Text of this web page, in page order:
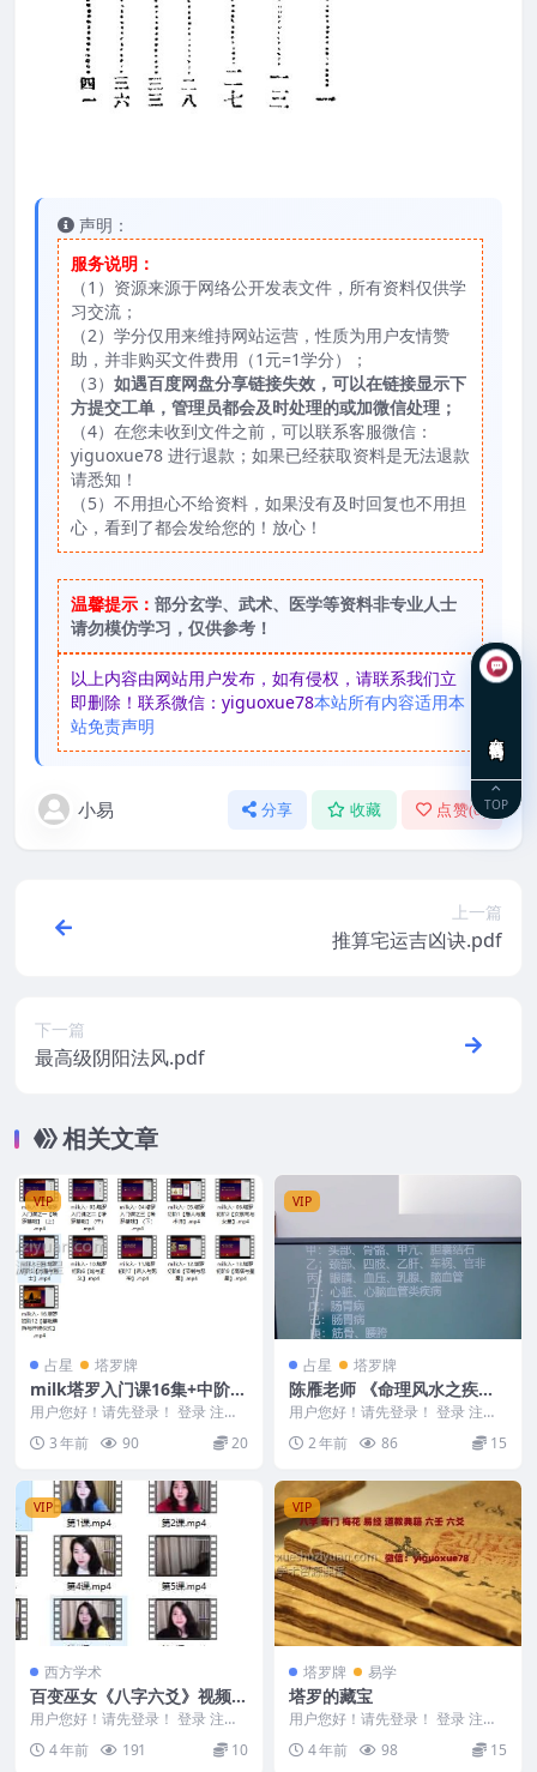
声明：
服务说明：
（1）资源来源于网络公开发表文件，所有资料仅供学
习交流；
（2）学分仅用来维持网站运营，性质为用户友情赞
助，并非购买文件费用（1元=1学分）；
（3） 如遇百度网盘分享链接失效，可以在链接显示下
方提交工单，管理员都会及时处理的或加微信处理；
（4）在您未收到文件之前，可以联系客服微信：
yiguoxue78 进行退款；如果已经获取资料是无法退款
请悉知！
（5）不用担心不给资料，如果没有及时回复也不用担
心，看到了都会发给您的！放心！
温馨提示： 部分玄学、武术、医学等资料非专业人士
请勿模仿学习，仅供参考！
以上内容由网站用户发布，如有侵权，请联系我们立
即删除！联系微信：yiguoxue78本站所有内容适用本
站免责声明
小易 分享 收藏 点赞(0 )
上一篇
推算宅运吉凶诀.pdf
下一篇
最高级阴阳法风.pdf
相关文章
VIP
占星 塔罗牌
milk塔罗入门课16集+中阶课
程14集 共30集视频
用户您好！请先登录！ 登录 注册
milk入门课 milk塔罗入门课+中阶
课程共...
3 年前 90 20
VIP
占星 塔罗牌
陈雁老师 《命理风水之疾病
伤灾大揭秘》2集
用户您好！请先登录！ 登录 注册
陈雁老师 《命理风水之疾病伤灾
大揭秘》2集 2...
2 年前 86 15
VIP
西方学术
百变巫女《八字六爻》视频1
6集直播课程 百度云下载！
用户您好！请先登录！ 登录 注册
百变巫女《八字六爻》视频16集直
播课程，一个玩...
4 年前 191 10
VIP
塔罗牌 易学
塔罗的藏宝
用户您好！请先登录！ 登录 注册
塔罗的藏宝 编号：2567D018 ...
4 年前 98 15
TOP